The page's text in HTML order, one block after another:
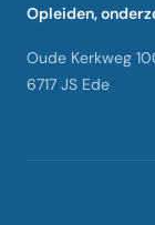
Opleiden,
Oude Kerkweg
6717 JS Ede